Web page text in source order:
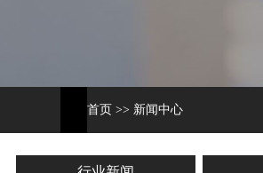
首页 >> 新闻中心